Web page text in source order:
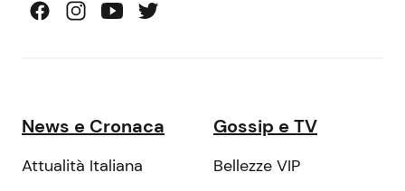
News e Cronaca
Attualità Italiana
Gossip e TV
Bellezze VIP